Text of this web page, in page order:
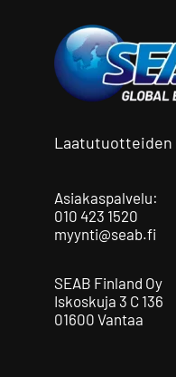
Laatutuotteiden
Asiakaspalvelu:
010 423 1520
myynti@seab.fi
SEAB Finland Oy
Iskoskuja 3 C 136
01600 Vantaa